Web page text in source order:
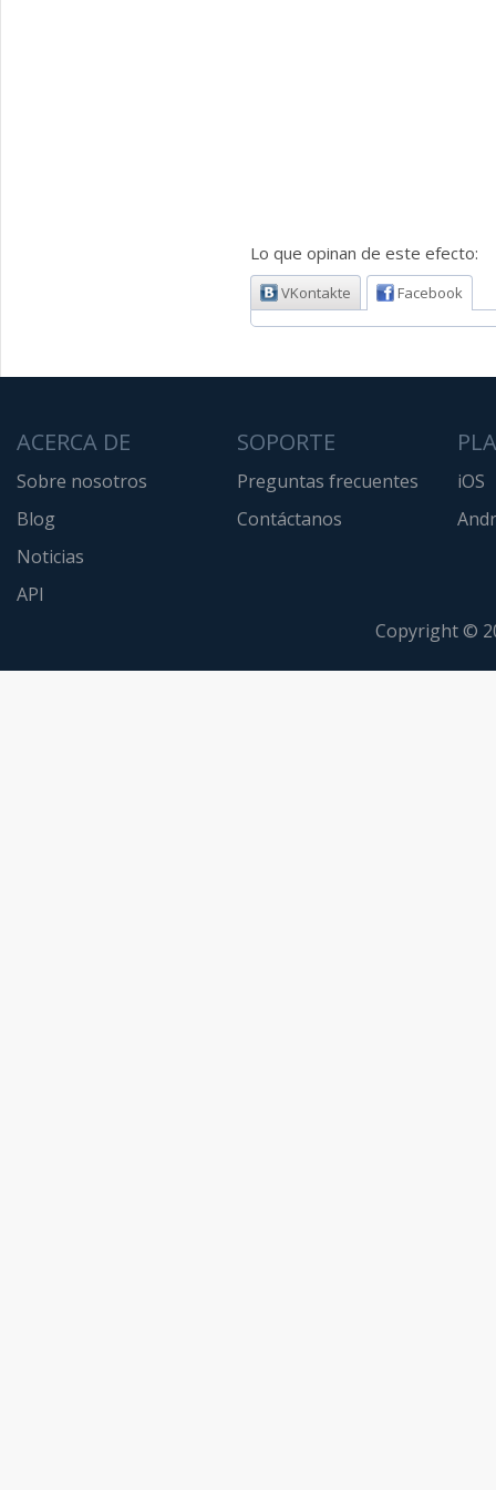
Lo que opinan de este efecto:
VKontakte Facebook
ACERCA DE
Sobre nosotros
Blog
Noticias
API
SOPORTE
Preguntas frecuentes
Contáctanos
iOS
Copyright ©